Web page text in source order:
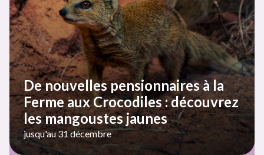
De nouvelles pensionnaires à la
Ferme aux Crocodiles : découvrez
les mangoustes jaunes
jusqu'au 31 décembre